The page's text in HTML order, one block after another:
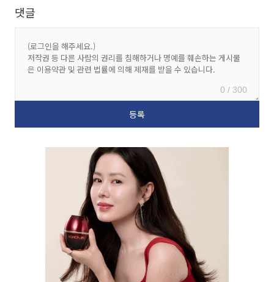
댓글
0 / 300